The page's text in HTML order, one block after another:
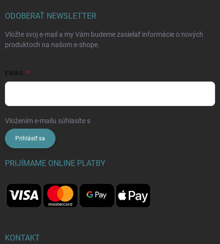
ODOBERAŤ NEWSLETTER
Vložte svoj e-mail a my Vám budeme zasielať informácie o nových
produktoch na našom e-shope.
EMAIL
Vložením e-mailu súhlasíte s
Prihlásiť sa
PRIJÍMAME ONLINE PLATBY
KONTAKT